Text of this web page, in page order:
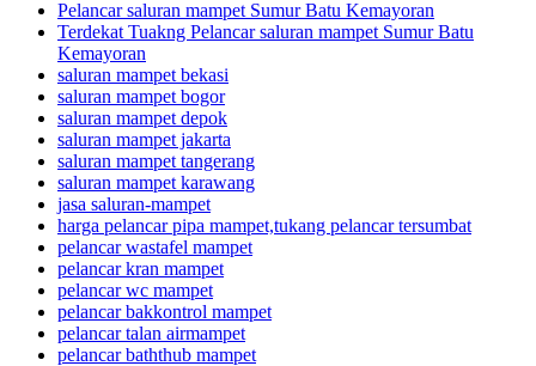
Pelancar saluran mampet Sumur Batu Kemayoran
Terdekat Tuakng Pelancar saluran mampet Sumur Batu
Kemayoran
saluran mampet bekasi
saluran mampet bogor
saluran mampet depok
saluran mampet jakarta
saluran mampet tangerang
saluran mampet karawang
jasa saluran-mampet
harga pelancar pipa mampet,tukang pelancar tersumbat
pelancar wastafel mampet
pelancar kran mampet
pelancar wc mampet
pelancar bakkontrol mampet
pelancar talan airmampet
pelancar baththub mampet